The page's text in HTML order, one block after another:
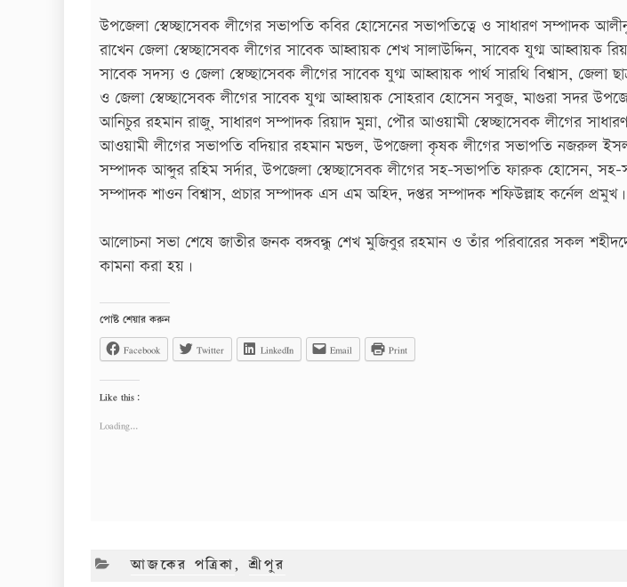
উপজেলা স্বেচ্ছাসেবক লীগের সভাপতি কবির হোসেনের সভাপতিত্বে ও সাধারণ সম্পাদক
রাখেন জেলা স্বেচ্ছাসেবক লীগের সাবেক আহ্বায়ক শেখ সালাউদ্দিন, সাবেক যুগ্ম আহ্বায়ক
সাবেক সদস্য ও জেলা স্বেচ্ছাসেবক লীগের সাবেক যুগ্ম আহ্বায়ক পার্থ সারথি বিশ্বাস, জেলা
ও জেলা স্বেচ্ছাসেবক লীগের সাবেক যুগ্ম আহ্বায়ক সোহরাব হোসেন সবুজ, মাগুরা সদর
আনিচুর রহমান রাজু, সাধারণ সম্পাদক রিয়াদ মুন্না, পৌর আওয়ামী স্বেচ্ছাসেবক লীগের
আওয়ামী লীগের সভাপতি বদিয়ার রহমান মন্ডল, উপজেলা কৃষক লীগের সভাপতি নজরুল
সম্পাদক আব্দুর রহিম সর্দার, উপজেলা স্বেচ্ছাসেবক লীগের সহ-সভাপতি ফারুক হোসেন, সহ-
সম্পাদক শাওন বিশ্বাস, প্রচার সম্পাদক এস এম অহিদ, দপ্তর সম্পাদক শফিউল্লাহ কর্নেল প্রমুখ।
আলোচনা সভা শেষে জাতীর জনক বঙ্গবন্ধু শেখ মুজিবুর রহমান ও তাঁর পরিবারের সকল
কামনা করা হয়।
পোষ্ট শেয়ার করুন
Facebook
Twitter LinkedIn Email Print
Like this:
Loading...
CATEGORIES
আজকের পত্রিকা,শ্রীপুর